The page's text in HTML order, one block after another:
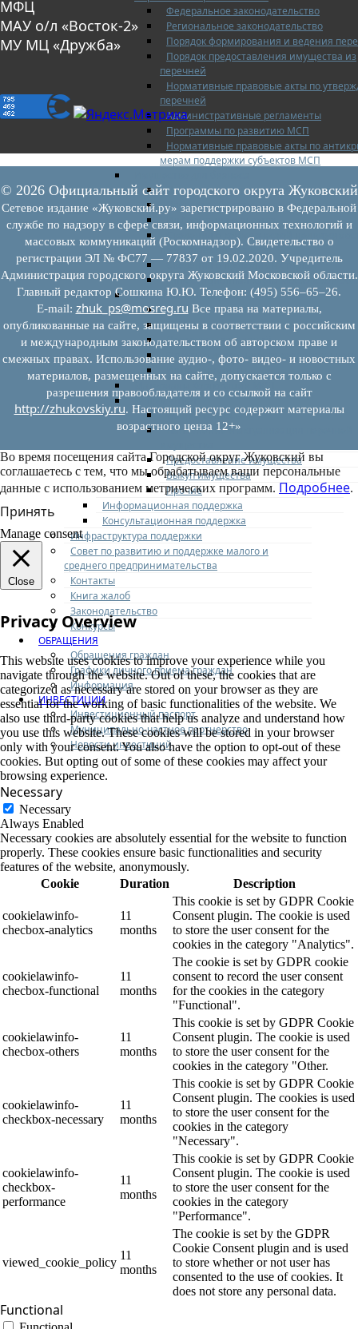
Федеральное законодательство
Региональное законодательство
Порядок формирования и ведения
Порядок предоставления имущества из
перечней
Нормативные правовые акты по
перечней
Административные регламенты
Программы по развитию МСП
Нормативные правовые акты по
мерам поддержки субъектов МСП
Перечень имущества для МСП
Паспорта объектов, включенных в
Информация о льготах
Сведения о коммерческой
предлагаемой бизнесу
Сведения о проводимых торгах
Инвестиционная карта Московской
Коллегиальный орган
Регламентирующие документы
График заседаний
Протоколы заседаний
Отчеты о деятельности
Иные документы
Материалы Корпорации МСП
Вопрос-ответ
Общие вопросы
Наполнение и актуализация перечней
Предоставление имущества
Выкуп имущества
Прочие
Информационная поддержка
Консультационная поддержка
Инфраструктура поддержки
Совет по развитию и поддержке малого и
среднего предпринимательства
Контакты
Книга жалоб
Законодательство
Конкурсы
ОБРАЩЕНИЯ
Обращения граждан
Графики личного приема граждан
Информация
ИНВЕСТИЦИИ
Инвестиционный паспорт
Муниципально-частное партнерство
Новости инвестиций
МФЦ
МАУ о/л «Восток-2»
МУ МЦ «Дружба»
© 2026 Официальный сайт городского округа Жуковский
Сетевое издание «Жуковский.ру» зарегистрировано в Федеральной
службе по надзору в сфере связи, информационных технологий и
массовых коммуникаций (Роскомнадзор). Свидетельство о
регистрации ЭЛ № ФС77 — 77837 от 19.02.2020. Учредитель
Администрация городского округа Жуковский Московской области.
Главный редактор Сошкина Ю.Ю. Телефон: (495) 556–65–26.
E‑mail: zhuk_ps@mosreg.ru Все права на материалы,
опубликованные на сайте, защищены в соответствии с российским
и международным законодательством об авторском праве и
смежных правах. Использование аудио-, фото- видео- и новостных
материалов, размещенных на сайте, допускается только с
разрешения правообладателя и со ссылкой на сайт
http://zhukovskiy.ru. Настоящий ресурс содержит материалы
возрастного ценза 12+»
Во время посещения сайта Городской округ Жуковский вы
соглашаетесь с тем, что мы обрабатываем ваши персональные
данные с использованием метрических программ. Подробнее.
Принять
Manage consent
Close
Privacy Overview
This website uses cookies to improve your experience while you
navigate through the website. Out of these, the cookies that are
categorized as necessary are stored on your browser as they are
essential for the working of basic functionalities of the website. We
also use third-party cookies that help us analyze and understand how
you use this website. These cookies will be stored in your browser
only with your consent. You also have the option to opt-out of these
cookies. But opting out of some of these cookies may affect your
browsing experience.
Necessary
Necessary
Always Enabled
Necessary cookies are absolutely essential for the website to function
properly. These cookies ensure basic functionalities and security
features of the website, anonymously.
Cookie
Duration Description
cookielawinfo-
checbox-analytics
11
months
This cookie is set by GDPR Cookie
Consent plugin. The cookie is used
to store the user consent for the
cookies in the category "Analytics".
cookielawinfo-
checbox-functional
11
months
The cookie is set by GDPR cookie
consent to record the user consent
for the cookies in the category
"Functional".
cookielawinfo-
checbox-others
11
months
This cookie is set by GDPR Cookie
Consent plugin. The cookie is used
to store the user consent for the
cookies in the category "Other.
cookielawinfo-
checkbox-necessary
11
months
This cookie is set by GDPR Cookie
Consent plugin. The cookies is used
to store the user consent for the
cookies in the category
"Necessary".
cookielawinfo-
checkbox-
performance
11
months
This cookie is set by GDPR Cookie
Consent plugin. The cookie is used
to store the user consent for the
cookies in the category
"Performance".
viewed_cookie_policy
11
months
The cookie is set by the GDPR
Cookie Consent plugin and is used
to store whether or not user has
consented to the use of cookies. It
does not store any personal data.
Functional